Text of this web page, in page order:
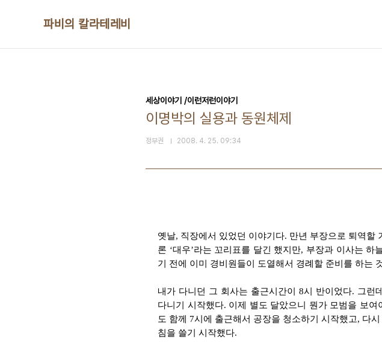
파비의 칼라테레비
세상이야기 /이런저런이야기
이명박의 실용과 동원체제
정부권 2008. 4. 25. 09:34
옛날, 직장에서 있었던 이야기다. 만년 부장으로 퇴역
론 ‘대우’라는 꼬리표를 달긴 했지만, 부장과 이사는
기 전에 이미 경비원들이 도열해서 경례할 준비를 하는
내가 다니던 그 회사는 출근시간이 8시 반이었다. 그
다니기 시작했다. 이제 별도 달았으니 뭔가 모범을 보
도 함께 7시에 출근해서 공장을 청소하기 시작했고, 다
침을 쓸기 시작했다.